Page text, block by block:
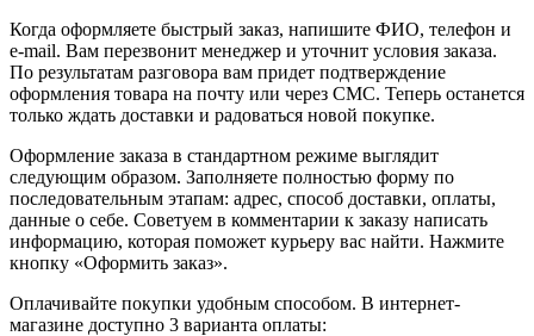
Когда оформляете быстрый заказ, напишите ФИО, телефон и
e-mail. Вам перезвонит менеджер и уточнит условия заказа.
По результатам разговора вам придет подтверждение
оформления товара на почту или через СМС. Теперь останется
только ждать доставки и радоваться новой покупке.
Оформление заказа в стандартном режиме выглядит
следующим образом. Заполняете полностью форму по
последовательным этапам: адрес, способ доставки, оплаты,
данные о себе. Советуем в комментарии к заказу написать
информацию, которая поможет курьеру вас найти. Нажмите
кнопку «Оформить заказ».
Оплачивайте покупки удобным способом. В интернет-
магазине доступно 3 варианта оплаты: